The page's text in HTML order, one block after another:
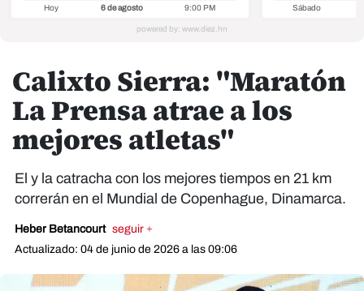
Hoy 6 de agosto 9:00 PM Sábado
Calixto Sierra: "Maratón
La Prensa atrae a los
mejores atletas"
El y la catracha con los mejores tiempos en 21 km
correrán en el Mundial de Copenhague, Dinamarca.
Heber Betancourt seguir +
Actualizado: 04 de junio de 2026 a las 09:06